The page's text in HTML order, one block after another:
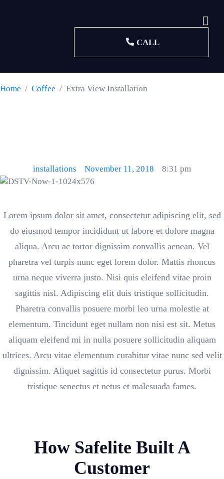
CALL
Home Coffee Extra View Installation
installations November 11, 2018 8:31 pm
Lorem ipsum dolor sit amet, consectetur adipiscing elit, sed
do eiusmod tempor incididunt ut labore et dolore magna
aliqua. Arcu ac tortor dignissim convallis aenean. Vel
pharetra vel turpis nunc eget lorem dolor. Mattis rhoncus
urna neque viverra justo. Nisi quis eleifend vitae proin
sagittis nisl. Adipiscing elit duis tristique sollicitudin.
Pharetra convallis posuere morbi leo urna molestie at
elementum. Tincidunt eget nullam non nisi est sit. Metus
aliquam eleifend mi in nulla posuere sollicitudin aliquam
ultrices. Arcu vitae elementum curabitur vitae nunc sed velit
dignissim. Aliquet sagittis id consectetur purus. Morbi
tristique senectus et netus et malesuada fames.
How Safelite Built A
Customer